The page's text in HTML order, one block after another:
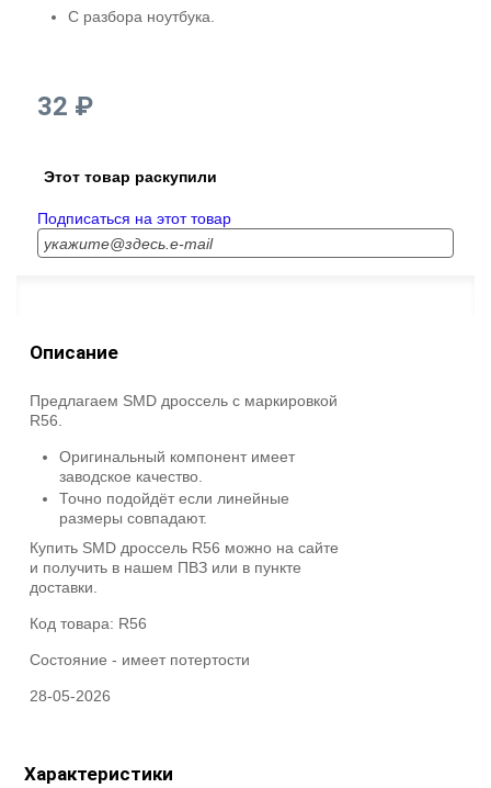
С разбора ноутбука.
32 ₽
Этот товар раскупили
Подписаться на этот товар
Описание
Предлагаем SMD дроссель с маркировкой
R56.
Оригинальный компонент имеет
заводское качество.
Точно подойдёт если линейные
размеры совпадают.
Купить SMD дроссель R56 можно на сайте
и получить в нашем ПВЗ или в пункте
доставки.
Код товара: R56
Состояние - имеет потертости
28-05-2026
Характеристики